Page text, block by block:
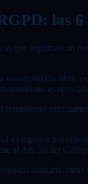
las
que legitiman un
manifestación libre,
es
tratamiento
legitima
al Art. 30 del
sanitaria,